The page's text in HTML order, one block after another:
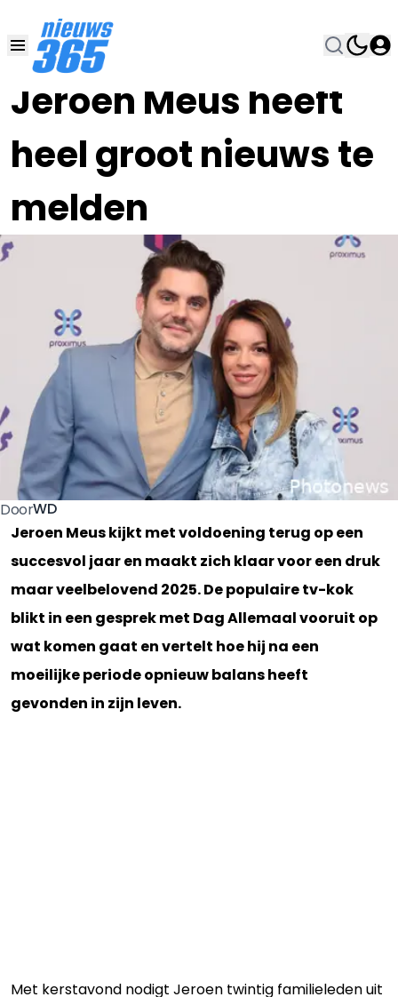
Jeroen Meus heeft
heel groot nieuws te
melden
07 DEC 2024, 9:00
DoorWD
Jeroen Meus kijkt met voldoening terug op een
succesvol jaar en maakt zich klaar voor een druk
maar veelbelovend 2025. De populaire tv-kok
blikt in een gesprek met Dag Allemaal vooruit op
wat komen gaat en vertelt hoe hij na een
moeilijke periode opnieuw balans heeft
gevonden in zijn leven.
Met kerstavond nodigt Jeroen twintig familieleden uit